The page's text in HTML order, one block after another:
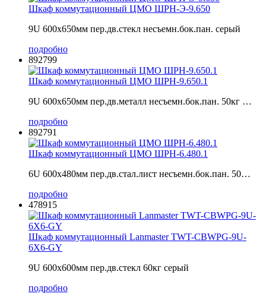
Шкаф коммутационный ЦМО ШРН-Э-9.650
9U 600x650мм пер.дв.стекл несъемн.бок.пан. серый
подробно
892799
Шкаф коммутационный ЦМО ШРН-9.650.1
9U 600x650мм пер.дв.металл несъемн.бок.пан. 50кг …
подробно
892791
Шкаф коммутационный ЦМО ШРН-6.480.1
6U 600x480мм пер.дв.стал.лист несъемн.бок.пан. 50…
подробно
478915
Шкаф коммутационный Lanmaster TWT-CBWPG-9U-
6X6-GY
9U 600x600мм пер.дв.стекл 60кг серый
подробно